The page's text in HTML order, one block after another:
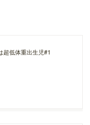
超低体重出生児#1